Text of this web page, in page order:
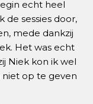
echt heel
de sessies door,
mede dankzij
Het was echt
Niek kon ik wel
op te geven